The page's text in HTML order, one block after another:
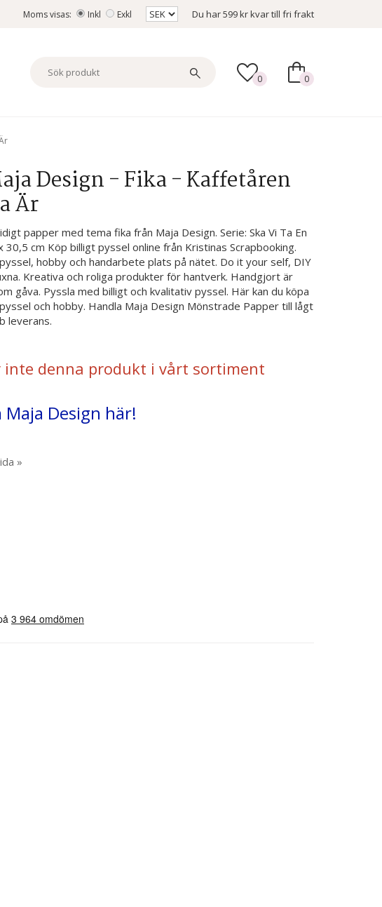
Moms visas: Inkl Exkl Du har599 krkvar till fri frakt
0 0
Design - Fika - Kaffetåren
Är
papper med tema fika från Maja Design. Serie: Ska Vi Ta En
30,5 cm Köp billigt pyssel online från Kristinas Scrapbooking.
hobby och handarbete plats på nätet. Do it your self, DIY
Kreativa och roliga produkter för hantverk. Handgjort är
gåva. Pyssla med billigt och kvalitativ pyssel. Här kan du köpa
och hobby. Handla Maja Design Mönstrade Papper till lågt
leverans.
inte denna produkt i vårt sortiment
Design här!
»